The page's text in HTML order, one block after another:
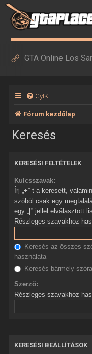
GTA Online Los
GyIK
Fórum kezdőlap
Keresés
KERESÉSI FELTÉTELEK
Kulcsszavak:
Írj „ +”-t a keresett, valamint
szóból csak egy
egy „ |” jellel elválasztott
Részleges szavakhoz
Keresés az összes
használata
Keresés bármely szóra
Szerző:
Részleges szavakhoz
KERESÉSI BEÁLLÍTÁSOK